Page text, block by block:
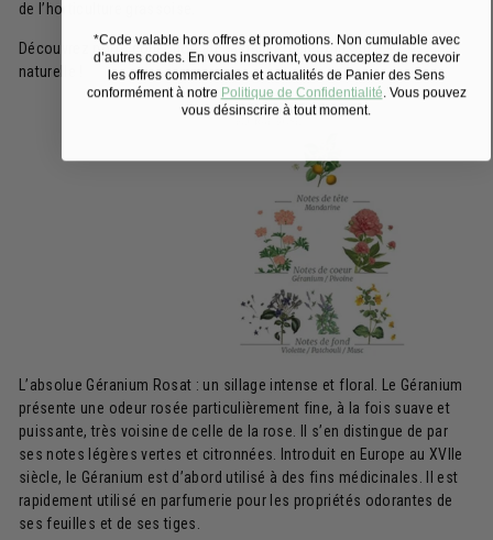
de l’horticulture grassoise.
Découvrez notre collection au Jasmin Précieux jusqu’à 97 %
naturelle !
L’absolue Géranium Rosat : un sillage intense et floral. Le Géranium
présente une odeur rosée particulièrement fine, à la fois suave et
puissante, très voisine de celle de la rose. Il s’en distingue de par
ses notes légères vertes et citronnées. Introduit en Europe au XVIIe
siècle, le Géranium est d’abord utilisé à des fins médicinales. Il est
rapidement utilisé en parfumerie pour les propriétés odorantes de
ses feuilles et de ses tiges.
*Code valable hors offres et promotions. Non cumulable avec
d’autres codes. En vous inscrivant, vous acceptez de recevoir
les offres commerciales et actualités de Panier des Sens
conformément à notre Politique de Confidentialité . Vous pouvez
vous désinscrire à tout moment.